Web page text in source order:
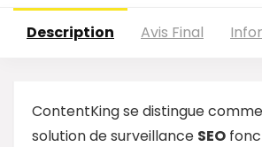
Description Avis Final
ContentKing se distingue comme
solution de surveillance SEO